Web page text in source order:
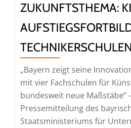
ZUKUNFTSTHEMA:
TECHNIKERSCHULEN
„Bayern zeigt seine
mit vier Fachschulen für
bundesweit neue Maßstäbe“
Pressemitteilung des
Staatsministeriums für